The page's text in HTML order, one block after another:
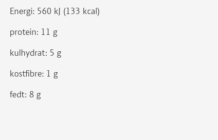
Energi: 560 kJ (133 kcal)
protein: 11 g
kulhydrat: 5 g
kostfibre: 1 g
fedt: 8 g